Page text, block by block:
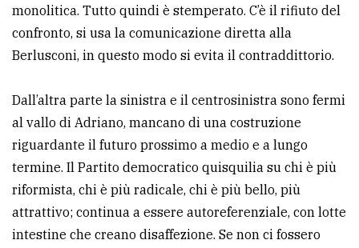
monolitica. Tutto quindi è stemperato. C’è il rifiuto del
confronto, si usa la comunicazione diretta alla
Berlusconi, in questo modo si evita il contraddittorio.
Dall’altra parte la sinistra e il centrosinistra sono fermi
al vallo di Adriano, mancano di una costruzione
riguardante il futuro prossimo a medio e a lungo
termine. Il Partito democratico quisquilia su chi è più
riformista, chi è più radicale, chi è più bello, più
attrattivo; continua a essere autoreferenziale, con lotte
intestine che creano disaffezione. Se non ci fossero